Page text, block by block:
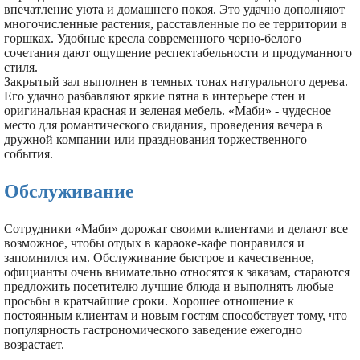
впечатление уюта и домашнего покоя. Это удачно дополняют
многочисленные растения, расставленные по ее территории в
горшках. Удобные кресла современного черно-белого
сочетания дают ощущение респектабельности и продуманного
стиля.
Закрытый зал выполнен в темных тонах натурального дерева.
Его удачно разбавляют яркие пятна в интерьере стен и
оригинальная красная и зеленая мебель. «Маби» - чудесное
место для романтического свидания, проведения вечера в
дружной компании или празднования торжественного
события.
Обслуживание
Сотрудники «Маби» дорожат своими клиентами и делают все
возможное, чтобы отдых в караоке-кафе понравился и
запомнился им. Обслуживание быстрое и качественное,
официанты очень внимательно относятся к заказам, стараются
предложить посетителю лучшие блюда и выполнять любые
просьбы в кратчайшие сроки. Хорошее отношение к
постоянным клиентам и новым гостям способствует тому, что
популярность гастрономического заведение ежегодно
возрастает.